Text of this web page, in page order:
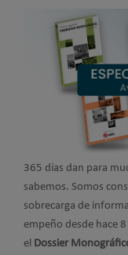
365 días dan para
sabemos. Somos
sobrecarga de
empeño desde hace
el Dossier